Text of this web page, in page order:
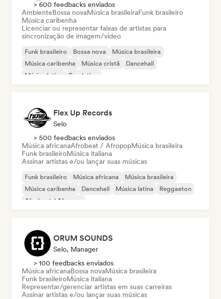
> 600 feedbacks enviados
AmbienteBossa novaMúsica brasileiraFunk brasileiro
Música caribenha
Licenciar ou representar faixas de artistas para
sincronização de imagem/vídeo
Funk brasileiro Bossa nova
Música brasileira
Música caribenha
Música cristã
Dancehall
Música latina
Pop latino
Flex Up Records
Selo
> 500 feedbacks enviados
Música africanaAfrobeat / AfropopMúsica brasileira
Funk brasileiroMúsica italiana
Assinar artistas e/ou lançar suas músicas
Funk brasileiro Música africana
Música brasileira
Música caribenha
Dancehall Música latina
Reggaeton
Afrobeat / Afropop
ORUM SOUNDS
Selo, Manager
> 100 feedbacks enviados
Música africanaBossa novaMúsica brasileira
Funk brasileiroMúsica italiana
Representar/gerenciar artistas em suas carreiras
Assinar artistas e/ou lançar suas músicas